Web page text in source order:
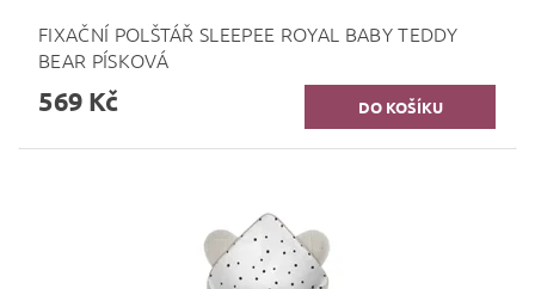
FIXAČNÍ POLŠTÁŘ SLEEPEE ROYAL BABY TEDDY
BEAR PÍSKOVÁ
569 Kč